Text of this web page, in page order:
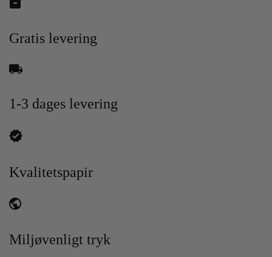
Gratis levering
1-3 dages levering
Kvalitetspapir
Miljøvenligt tryk